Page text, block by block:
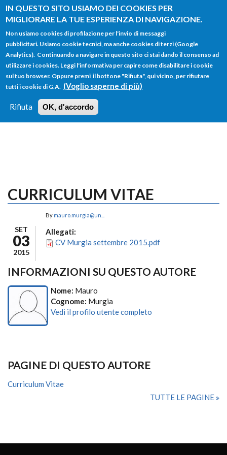
IN QUESTO SITO USIAMO DEI COOKIES PER
MIGLIORARE LA TUE ESPERIENZA DI NAVIGAZIONE.
Non usiamo cookies di profilazione per l'invio di messaggi
pubblicitari. Usiamo cookie tecnici, ma anche cookies di terzi (Google
Analytics). Continuando a navigare in questo sito ci stai dando il consenso ad
utilizzare i cookies. Leggi l'informativa per capire come disabilitare i cookie
sul tuo browser. Oppure premi il bottone "Rifiuta", qui vicino, per rifiutare
tutti i cookie di G.A. (Voglio saperne di più)
Rifiuta OK, d'accordo
Salta al contenuto principale
FORM
DI
RICERCA
Main menu
HOME TUTTI I PROFILI
LOGIN
CURRICULUM VITAE
SET
03
2015
By mauro.murgia@un...
Allegati:
CV Murgia settembre 2015.pdf
INFORMAZIONI SU QUESTO AUTORE
Nome: Mauro
Cognome: Murgia
Vedi il profilo utente completo
PAGINE DI QUESTO AUTORE
Curriculum Vitae
TUTTE LE PAGINE